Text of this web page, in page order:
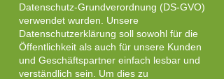
Datenschutz-Grundverordnung (DS-GVO)
verwendet wurden. Unsere
Datenschutzerklärung soll sowohl für die
Öffentlichkeit als auch für unsere Kunden
und Geschäftspartner einfach lesbar und
verständlich sein. Um dies zu